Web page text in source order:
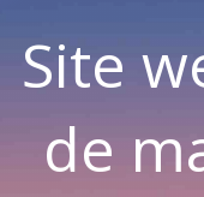
Site
de